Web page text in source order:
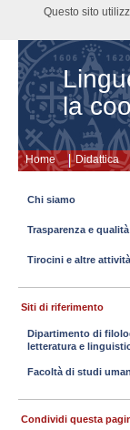
la
Home Didattica
Chi siamo
Trasparenza e qualità
Tirocini e altre attività
Siti di riferimento
Dipartimento di
letteratura e
Facoltà di studi
Condividi questa
Questo sito